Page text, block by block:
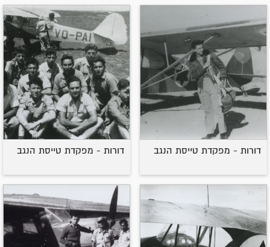
דורות - מפקדת טייסת הנגב דורות - מפקדת טייסת הנגב